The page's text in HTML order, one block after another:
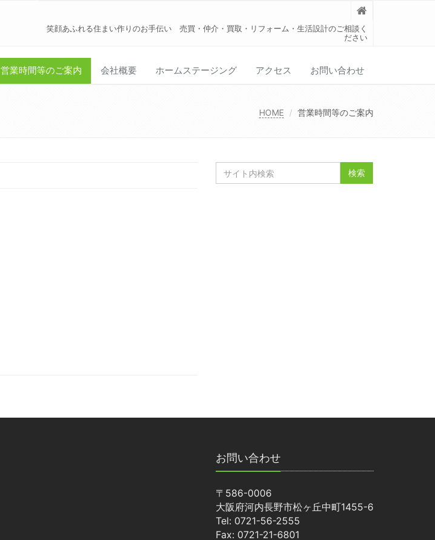
笑顔あふれる住まい作りのお手伝い 売買・仲介・買取・リフォーム・生活設計のご相談く
ださい
営業時間等のご案内 会社概要 ホームステージング アクセス お問い合わせ
HOME 営業時間等のご案内
お問い合わせ
〒586-0006
大阪府河内長野市松ヶ丘中町1455-6
Tel: 0721-56-2555
Fax: 0721-21-6801